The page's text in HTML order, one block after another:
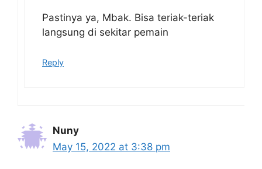
Pastinya ya, Mbak. Bisa teriak-teriak
langsung di sekitar pemain
Reply
Nuny
May 15, 2022 at 3:38 pm